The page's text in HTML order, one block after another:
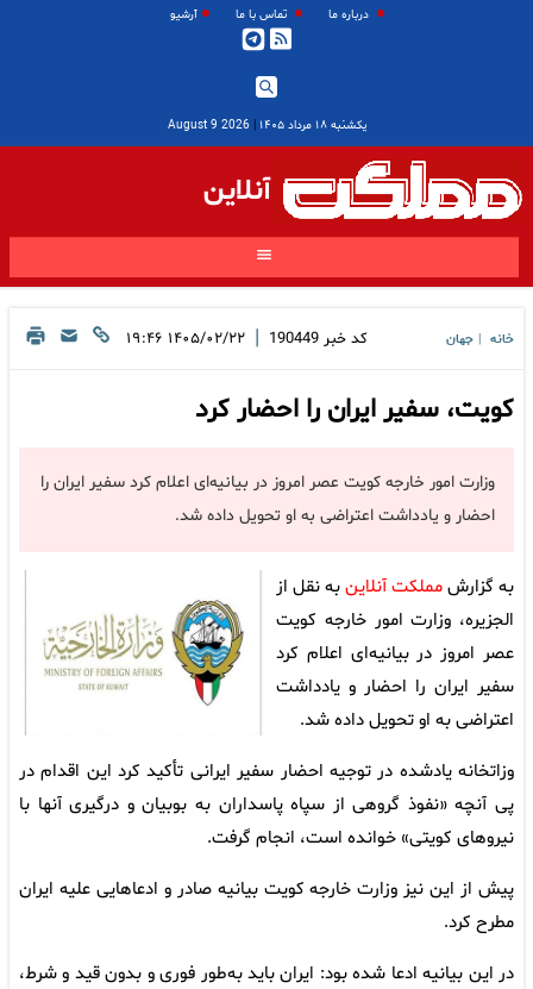
درباره ما تماس با ما آرشیو
یکشنبه ۱۸ مرداد ۱۴۰۵ |
2026 August 9
آنلاین
خانه جهان کد خبر 190449
| ۱۴۰۵/۰۲/۲۲ ۱۹:۴۶
کویت، سفیر ایران را احضار کرد
وزارت امور خارجه کویت عصر امروز در بیانیه‌ای اعلام کرد سفیر ایران را
احضار و یادداشت اعتراضی به او تحویل داده شد.
به گزارشمملکت آنلاینبه نقل از
الجزیره، وزارت امور خارجه کویت
عصر امروز در بیانیه‌ای اعلام کرد
سفیر ایران را احضار و یادداشت
اعتراضی به او تحویل داده شد.
وزاتخانه یادشده در توجیه احضار سفیر ایرانی تأکید کرد این اقدام در
پی آنچه «نفوذ گروهی از سپاه پاسداران به بوبیان و درگیری آنها با
نیروهای کویتی» خوانده است، انجام گرفت.
پیش از این نیز وزارت خارجه کویت بیانیه صادر و ادعاهایی علیه ایران
مطرح کرد.
در این بیانیه ادعا شده بود: ایران باید به‌طور فوری و بدون قید و شرط،